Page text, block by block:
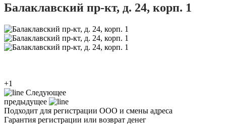
Балаклавский пр-кт, д. 24, корп. 1
+1
Следующее
предыдущее
Подходит для регистрации ООО и смены адреса
Гарантия регистрации или возврат денег